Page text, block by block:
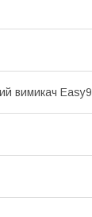
вимикач Easy9